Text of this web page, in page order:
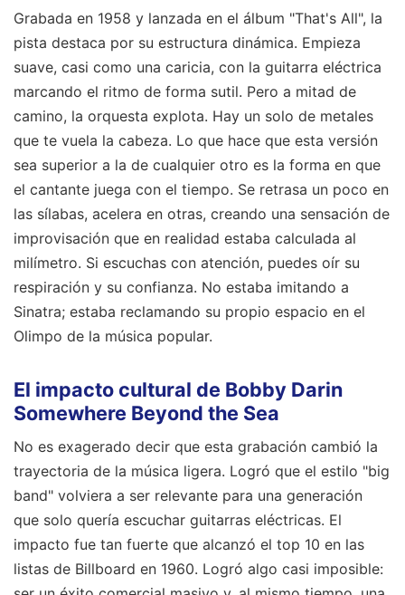
Grabada en 1958 y lanzada en el álbum "That's All", la
pista destaca por su estructura dinámica. Empieza
suave, casi como una caricia, con la guitarra eléctrica
marcando el ritmo de forma sutil. Pero a mitad de
camino, la orquesta explota. Hay un solo de metales
que te vuela la cabeza. Lo que hace que esta versión
sea superior a la de cualquier otro es la forma en que
el cantante juega con el tiempo. Se retrasa un poco en
las sílabas, acelera en otras, creando una sensación de
improvisación que en realidad estaba calculada al
milímetro. Si escuchas con atención, puedes oír su
respiración y su confianza. No estaba imitando a
Sinatra; estaba reclamando su propio espacio en el
Olimpo de la música popular.
El impacto cultural de Bobby Darin
Somewhere Beyond the Sea
No es exagerado decir que esta grabación cambió la
trayectoria de la música ligera. Logró que el estilo "big
band" volviera a ser relevante para una generación
que solo quería escuchar guitarras eléctricas. El
impacto fue tan fuerte que alcanzó el top 10 en las
listas de Billboard en 1960. Logró algo casi imposible: